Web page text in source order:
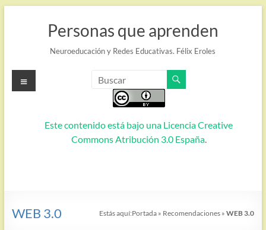
Personas que aprenden
Neuroeducación y Redes Educativas. Félix Eroles
Este contenido está bajo una Licencia Creative
Commons Atribución 3.0 España.
Menú
WEB 3.0 Estás aquí:Portada » Recomendaciones »WEB 3.0